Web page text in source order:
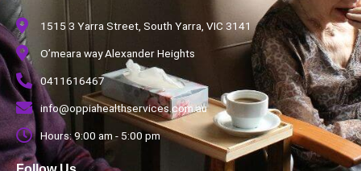
1515 3 Yarra Street, South Yarra, VIC 3141
O’meara way Alexander Heights
0411616467
info@oppiahealthservices.com.au
Hours: 9:00 am - 5:00 pm